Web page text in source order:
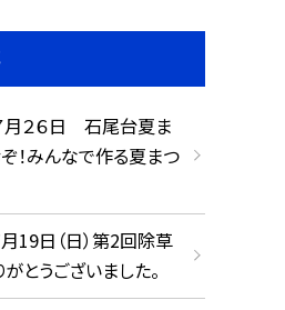
月２６日 石尾台夏ま
ぞ！みんなで作る夏まつ
19日（日）第2回除草
とうございました。